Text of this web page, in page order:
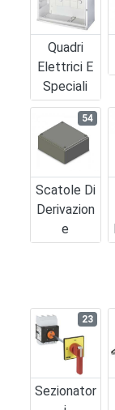
Quadri
Elettrici E
Speciali
Scatole Di
Derivazion
E
54
Sezionator
23